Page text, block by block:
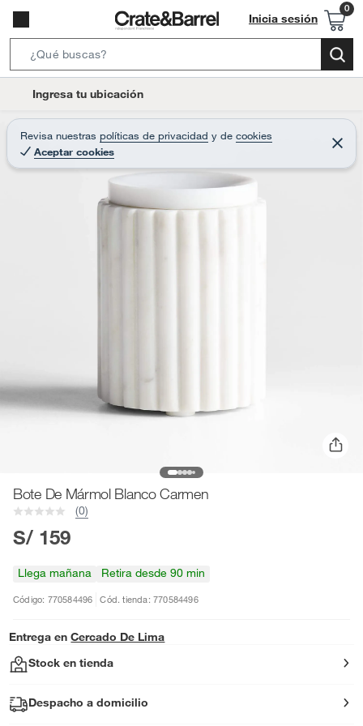
Inicia sesión
e
r
c
t
Ingresa tu ubicación
Revisa nuestras políticas de privacidad y de cookies
Aceptar cookies
C
e
r
Bote De Mármol Blanco Carmen
(0)
S/ 159
Llega mañana Retira desde 90 min
Código: 770584496 Cód. tienda: 770584496
Entrega en Cercado De Lima
Stock en tienda
Despacho a domicilio